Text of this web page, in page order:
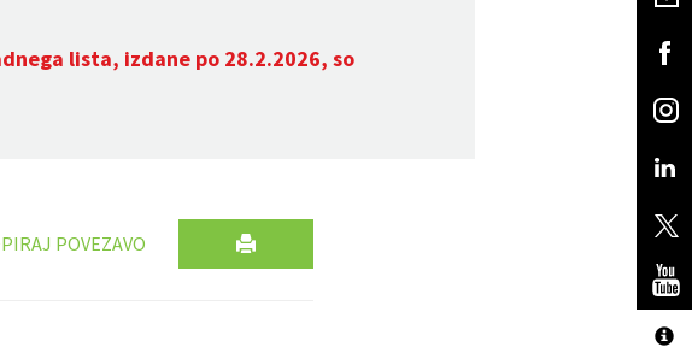
lista, izdane po 28.2.2026, so
POVEZAVO